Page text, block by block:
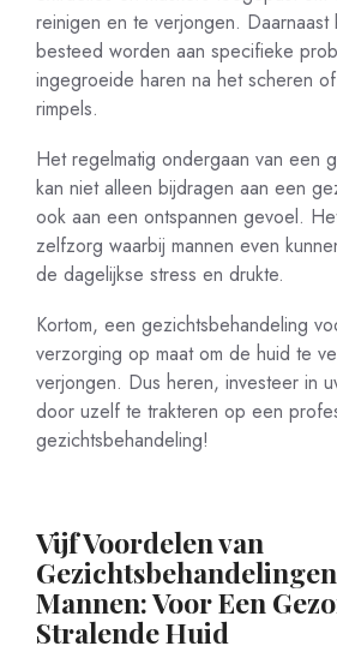
reinigen en te verjongen. Daarnaast
besteed worden aan specifieke
ingegroeide haren na het scheren
rimpels.
Het regelmatig ondergaan van een
kan niet alleen bijdragen aan een
ook aan een ontspannen gevoel.
zelfzorg waarbij mannen even
de dagelijkse stress en drukte.
Kortom, een gezichtsbehandeling
verzorging op maat om de huid te
verjongen. Dus heren, investeer in
door uzelf te trakteren op een
gezichtsbehandeling!
Vijf Voordelen van
Mannen: Voor Een
Stralende Huid